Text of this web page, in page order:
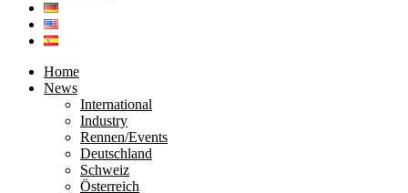
Home
News
International
Industry
Rennen/Events
Deutschland
Schweiz
Österreich